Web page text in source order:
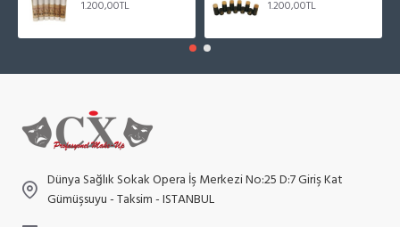
1.200,00TL 1.200,00TL
Dünya Sağlık Sokak Opera İş Merkezi No:25 D:7 Giriş Kat
Gümüşsuyu - Taksim - ISTANBUL